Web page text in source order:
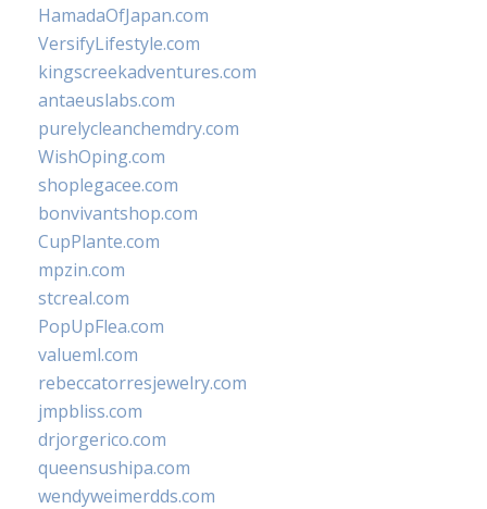
HamadaOfJapan.com
VersifyLifestyle.com
kingscreekadventures.com
antaeuslabs.com
purelycleanchemdry.com
WishOping.com
shoplegacee.com
bonvivantshop.com
CupPlante.com
mpzin.com
stcreal.com
PopUpFlea.com
valueml.com
rebeccatorresjewelry.com
jmpbliss.com
drjorgerico.com
queensushipa.com
wendyweimerdds.com